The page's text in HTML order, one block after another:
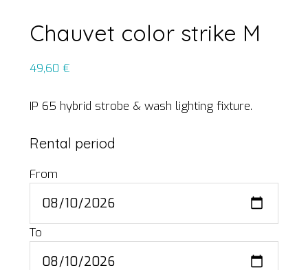
Chauvet color strike M
49,60 €
IP 65 hybrid strobe & wash lighting fixture.
Rental period
From
To